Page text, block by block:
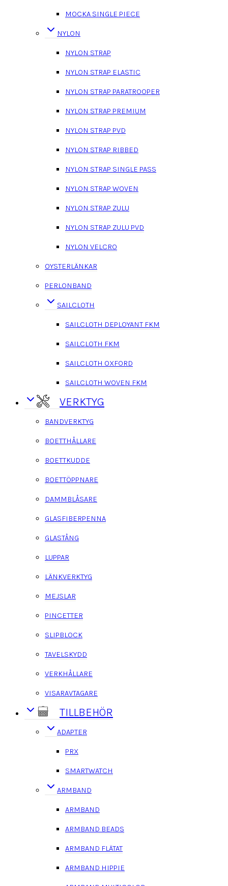
MOCKA SINGLE PIECE
NYLON
NYLON STRAP
NYLON STRAP ELASTIC
NYLON STRAP PARATROOPER
NYLON STRAP PREMIUM
NYLON STRAP PVD
NYLON STRAP RIBBED
NYLON STRAP SINGLE PASS
NYLON STRAP WOVEN
NYLON STRAP ZULU
NYLON STRAP ZULU PVD
NYLON VELCRO
OYSTERLÄNKAR
PERLONBAND
SAILCLOTH
SAILCLOTH DEPLOYANT FKM
SAILCLOTH FKM
SAILCLOTH OXFORD
SAILCLOTH WOVEN FKM
VERKTYG
BANDVERKTYG
BOETTHÅLLARE
BOETTKUDDE
BOETTÖPPNARE
DAMMBLÅSARE
GLASFIBERPENNA
GLASTÅNG
LUPPAR
LÄNKVERKTYG
MEJSLAR
PINCETTER
SLIPBLOCK
TAVELSKYDD
VERKHÅLLARE
VISARAVTAGARE
TILLBEHÖR
ADAPTER
PRX
SMARTWATCH
ARMBAND
ARMBAND
ARMBAND BEADS
ARMBAND FLÄTAT
ARMBAND HIPPIE